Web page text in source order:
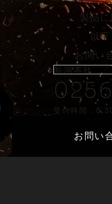
製品
以下
お問い
新潟本社
受付時間
お問い